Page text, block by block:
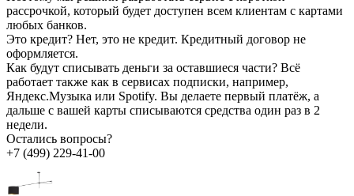
рассрочкой, который будет доступен всем клиентам с картами
любых банков.
Это кредит? Нет, это не кредит. Кредитный договор не
оформляется.
Как будут списывать деньги за оставшиеся части? Всё
работает также как в сервисах подписки, например,
Яндекс.Музыка или Spotify. Вы делаете первый платёж, а
дальше с вашей карты списываются средства один раз в 2
недели.
Остались вопросы?
+7 (499) 229-41-00